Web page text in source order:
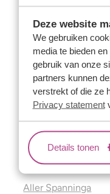
Deze website
We gebruiken
media te bieden
gebruik van onze
partners kunnen
verstrekt of die ze
Privacy statement
Details tonen
Over ons
Aller Spanninga